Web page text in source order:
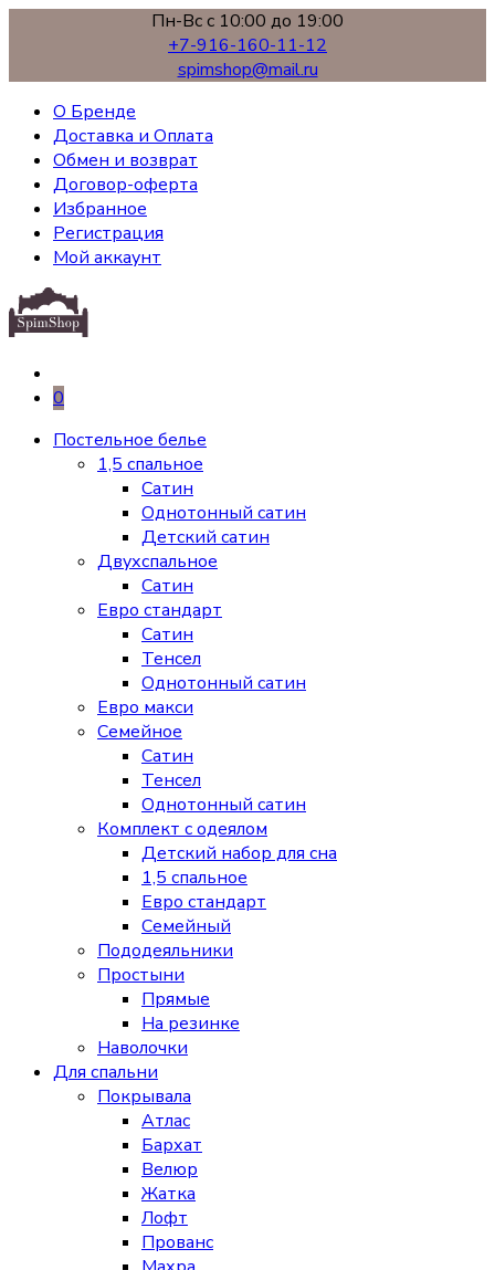
Пн-Вс с 10:00 до 19:00
+7-916-160-11-12
spimshop@mail.ru
О Бренде
Доставка и Оплата
Обмен и возврат
Договор-оферта
Избранное
Регистрация
Мой аккаунт
0
Постельное белье
1,5 спальное
Сатин
Однотонный сатин
Детский сатин
Двухспальное
Сатин
Евро стандарт
Сатин
Тенсел
Однотонный сатин
Евро макси
Семейное
Сатин
Тенсел
Однотонный сатин
Комплект с одеялом
Детский набор для сна
1,5 спальное
Евро стандарт
Семейный
Пододеяльники
Простыни
Прямые
На резинке
Наволочки
Для спальни
Покрывала
Атлас
Бархат
Велюр
Жатка
Лофт
Прованс